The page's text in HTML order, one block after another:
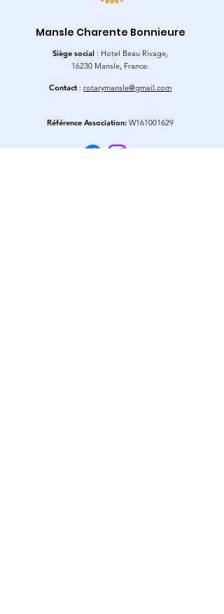
Mansle Charente Bonnieure
Siège social : Hotel Beau Rivage,
16230 Mansle, France.
Contact : rotarymansle@gmail.com
Référence Association: W161001629